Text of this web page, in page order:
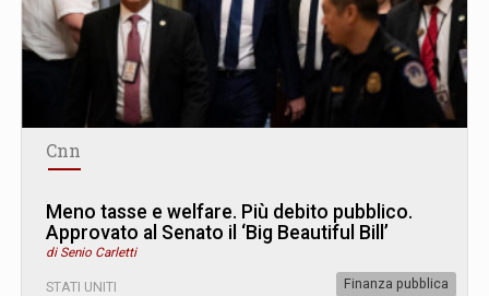
Cnn
Meno tasse e welfare. Più debito pubblico.
Approvato al Senato il ‘Big Beautiful Bill’
di Senio Carletti
STATI UNITI Finanza pubblica